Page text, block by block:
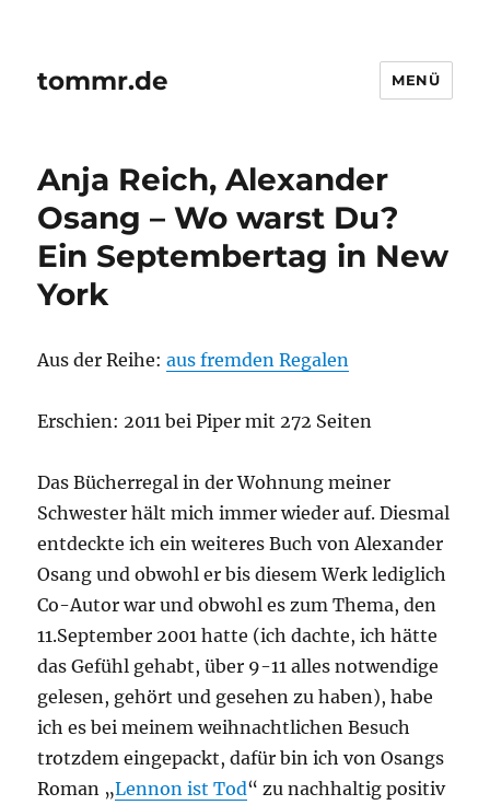
tommr.de MENÜ
Anja Reich, Alexander
Osang – Wo warst Du?
Ein Septembertag in New
York
Aus der Reihe:aus fremden Regalen
Erschien: 2011 bei Piper mit 272 Seiten
Das Bücherregal in der Wohnung meiner
Schwester hält mich immer wieder auf. Diesmal
entdeckte ich ein weiteres Buch von Alexander
Osang und obwohl er bis diesem Werk lediglich
Co-Autor war und obwohl es zum Thema, den
11.September 2001 hatte (ich dachte, ich hätte
das Gefühl gehabt, über 9-11 alles notwendige
gelesen, gehört und gesehen zu haben), habe
ich es bei meinem weihnachtlichen Besuch
trotzdem eingepackt, dafür bin ich von Osangs
Roman „Lennon ist Tod“ zu nachhaltig positiv